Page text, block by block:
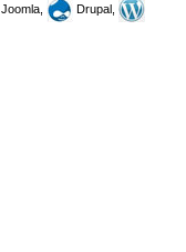
Joomla,
Drupal,